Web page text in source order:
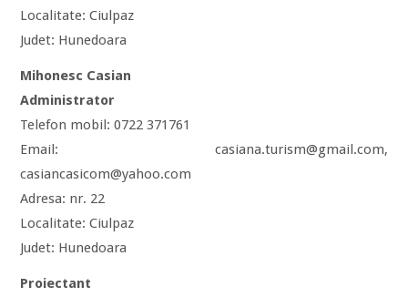
Localitate: Ciulpaz
Judet: Hunedoara
Mihonesc Casian
Administrator
Telefon mobil: 0722 371761
Email: casiana.turism@gmail.com,
casiancasicom@yahoo.com
Adresa: nr. 22
Localitate: Ciulpaz
Judet: Hunedoara
Proiectant